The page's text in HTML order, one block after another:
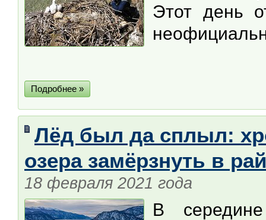
Этот день
Подробнее »
Лёд был да сплыл:
озера замёрзнуть в
18 февраля 2021 года
В